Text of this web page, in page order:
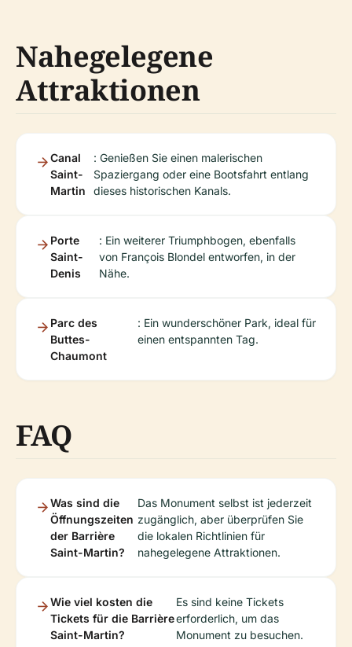
Nahegelegene
Attraktionen
Canal
Saint-
Martin
: Genießen Sie einen malerischen
Spaziergang oder eine Bootsfahrt entlang
dieses historischen Kanals.
Porte
Saint-
Denis
: Ein weiterer Triumphbogen, ebenfalls
von François Blondel entworfen, in der
Nähe.
Parc des
Buttes-
Chaumont
: Ein wunderschöner Park, ideal für
einen entspannten Tag.
FAQ
Was sind die
Öffnungszeiten
der Barrière
Saint-Martin?
Das Monument selbst ist jederzeit
zugänglich, aber überprüfen Sie
die lokalen Richtlinien für
nahegelegene Attraktionen.
Wie viel kosten die
Tickets für die Barrière
Saint-Martin?
Es sind keine Tickets
erforderlich, um das
Monument zu besuchen.